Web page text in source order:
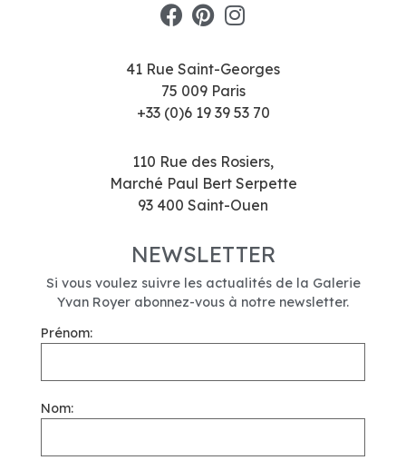
41 Rue Saint-Georges
75 009 Paris
+33 (0)6 19 39 53 70
110 Rue des Rosiers,
Marché Paul Bert Serpette
93 400 Saint-Ouen
NEWSLETTER
Si vous voulez suivre les actualités de la Galerie
Yvan Royer abonnez-vous à notre newsletter.
Prénom:
Nom: